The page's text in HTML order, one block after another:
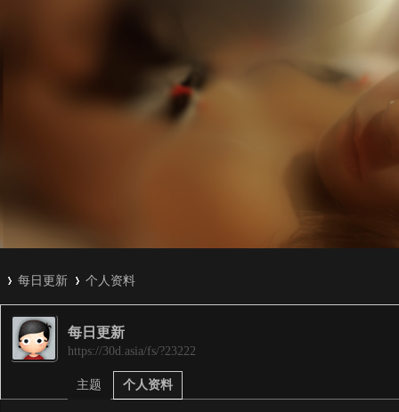
每日更新
›
个人资料
每日更新
https://30d.asia/fs/?23222
主题 个人资料